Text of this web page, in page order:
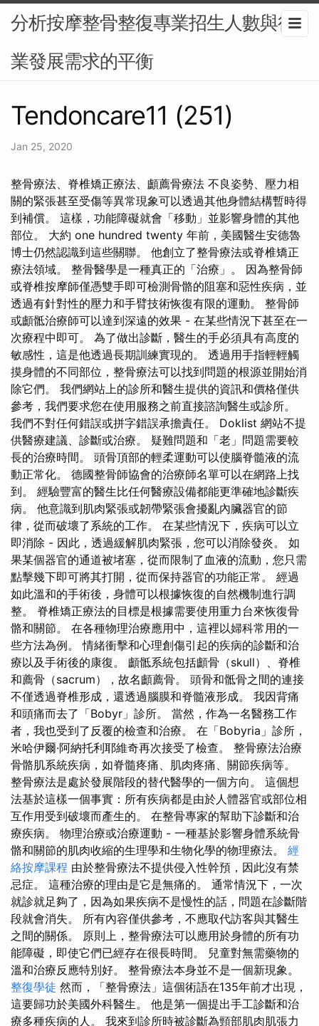
分析按摩整骨整復專業招生人數與行
業發展需求的平衡
Tendoncare11 (251)
Jan 25, 2020
整骨療法、脊椎矯正療法、顱薦骨療法 不良姿勢、壓力相
關的緊張甚至受傷等異常現象可以透過其他身體結構暫時得
到補償。 這樣，功能障礙就會「移動」並影響身體的其他
部位。 大約 one hundred twenty 年前，美國醫生安德魯
博士仍然認識到這些關聯。 他創立了整骨療法或脊椎矯正
療法領域。 整骨醫學是一種真正的「治療」。 因為整骨師
或脊椎按摩師僅憑雙手即可檢測骨骼的阻塞和惡性疾病，並
透過有針對性的壓力和手臂技術恢復有限的運動。 整骨師
或顱骶治療師可以達到深遠的效果 - 在某些情況下甚至在一
次療程中即可。 為了做出診斷，醫生的手必須具有高度的
敏感性，這是他透過長期訓練實現的。 透過用手指輕輕觸
摸身體的不同部位，整骨療法可以找到問題的根源並開始消
除它們。 我們網站上的診所和醫生提供的資訊和價格僅供
參考，我們要求您在使用服務之前直接諮詢醫生或診所。
我們不對任何錯誤或拼字錯誤承擔責任。 Doklist 網站不提
供醫療建議、診斷或治療。 疑難問題和「老」問題需要較
長的治療時間。 頭骨頂部的輕柔運動可以使腦脊髓液的流
動正常化。 德國整骨師協會的治療師名單可以在網路上找
到。 經驗豐富的醫生比任何醫療設備都能更準確地診斷疾
病。 他意識到肌肉緊張或韌帶緊張會擾亂內臟器官的節
律，從而破壞了系統的工作。 在某些情況下，疾病可以立
即消除 - 因此，透過緩解肌肉緊張，您可以消除發炎。 如
果某個器官的通道被堵塞，從而限制了血液的流動，您只需
點擊幾下即可將其打開，從而保持器官的功能正常。 經過
如此溫和的手術後，身體可以根據恢復的自然機制進行調
整。 脊椎矯正療法的目標是根據需要使用重力台來恢復骨
骼和關節。 在各種物理治療應用中，這裡以婦科常用的一
些方法為例。 情緒衝擊和心理創傷引起的疾病的診斷和治
療以及手術後的康復。 顱骶系統包括顱骨（skull）、脊椎
和薦骨（sacrum），故名顱薦骨。 頭骨和骶骨之間的連接
不僅透過脊椎形成，還透過腦膜和脊髓液形成。 我因背痛
和頭痛而去了「Bobyr」診所。 當然，作為一名醫務工作
者，我也受到了反覆的檢查和治療。 在「Bobyria」診所，
米哈伊爾·阿納托利耶維奇再次接受了檢查。 整骨療法治療
骨骼肌系統疾病，如脊髓疼痛、肌肉疼痛、關節疾病等。
整骨療法是處於發展階段的替代醫學的一個方向。 這個想
法基於這樣一個事實：所有疾病都是由於人體器官或部位相
互作用受到破壞而產生的。 在整骨專家的幫助下診斷和治
療疾病。 物理治療或治療運動 - 一種基於影響身體系統骨
骼和關節的肌肉收縮的生理學和生物化學的物理療法。 經
絡按摩課程 由於整骨療法不提供侵入性幹預，因此沒有禁
忌症。 這種治療的理由是它是無痛的。 通常情況下，一次
就診就足夠了，因為如果疾病不是慢性的話，問題在診斷階
段就會消失。 所有內容僅供參考，不應取代訪客與其醫生
之間的關係。 原則上，整骨療法可以應用於身體的所有功
能障礙，即使它們已經存在很長時間。 兒童對無需藥物的
溫和治療反應特別好。 整骨療法本身並不是一個新現象。
整復學徒 然而，「整骨療法」這個術語在135年前才出現，
這要歸功於美國外科醫生。 他是第一個提出手工診斷和治
療多種疾病的人。 我來到診所時被診斷為頸部肌肉肌張力